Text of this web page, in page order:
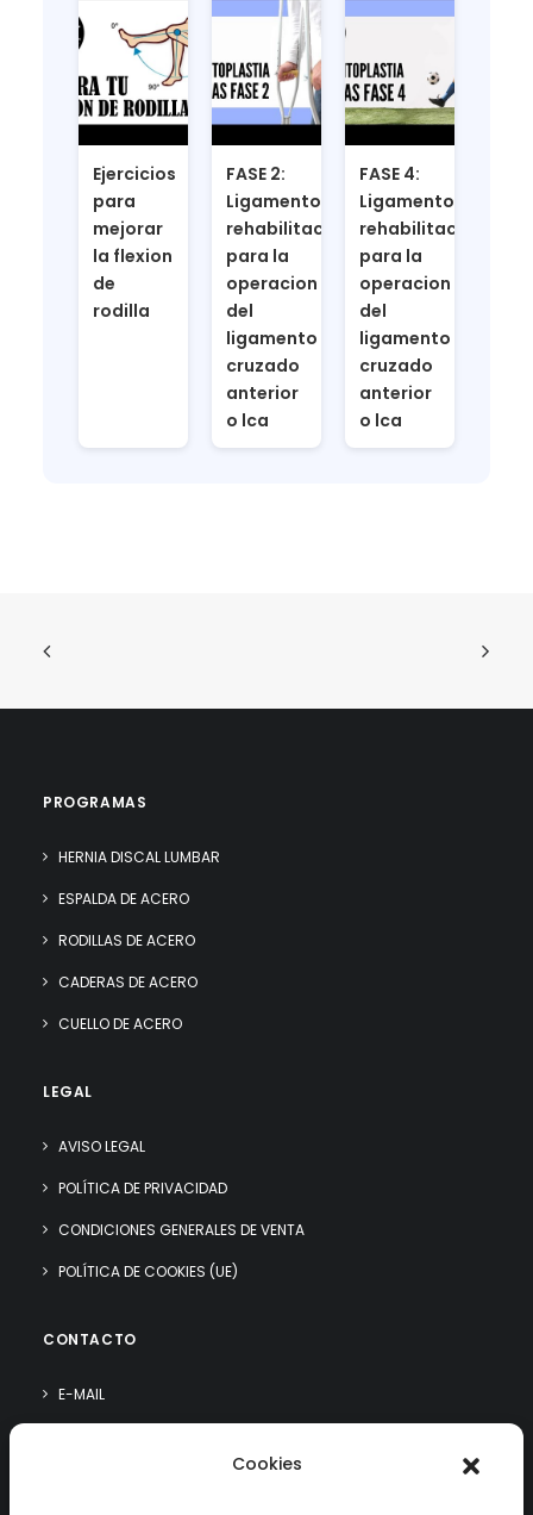
Cookies
Ejercicios
para
mejorar
la flexion
de
rodilla
FASE 2:
Ligamentoplastia
rehabilitacion
para la
operacion
del
ligamento
cruzado
anterior
o lca
FASE 4:
Ligamentoplastia
rehabilitacion
para la
operacion
del
ligamento
cruzado
anterior
o lca
PROGRAMAS
HERNIA DISCAL LUMBAR
ESPALDA DE ACERO
RODILLAS DE ACERO
CADERAS DE ACERO
CUELLO DE ACERO
LEGAL
AVISO LEGAL
POLÍTICA DE PRIVACIDAD
CONDICIONES GENERALES DE VENTA
POLÍTICA DE COOKIES (UE)
CONTACTO
E-MAIL